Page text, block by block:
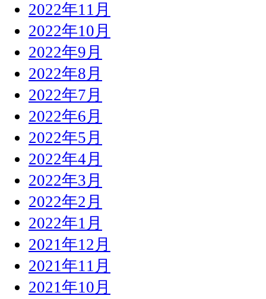
2022年11月
2022年10月
2022年9月
2022年8月
2022年7月
2022年6月
2022年5月
2022年4月
2022年3月
2022年2月
2022年1月
2021年12月
2021年11月
2021年10月